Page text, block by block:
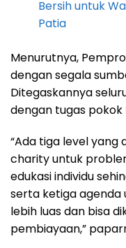
Bersih untuk
Patia
Menurutnya,
dengan segala
Ditegaskannya
dengan tugas
“Ada tiga level yang
charity untuk
edukasi individu
serta ketiga agenda
lebih luas dan bisa
pembiayaan,”